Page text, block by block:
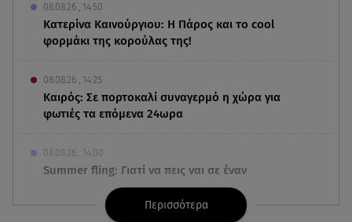
08.08.26 , 14:50
Κατερίνα Καινούργιου: Η Πάρος και το cool
φορμάκι της κορούλας της!
08.08.26 , 14:25
Καιρός: Σε πορτοκαλί συναγερμό η χώρα για
φωτιές τα επόμενα 24ωρα
08.08.26 , 14:00
Summer fling: Γιατί να πεις ναι σε έναν
καλοκαιρινό έρωτα
Περισσότερα